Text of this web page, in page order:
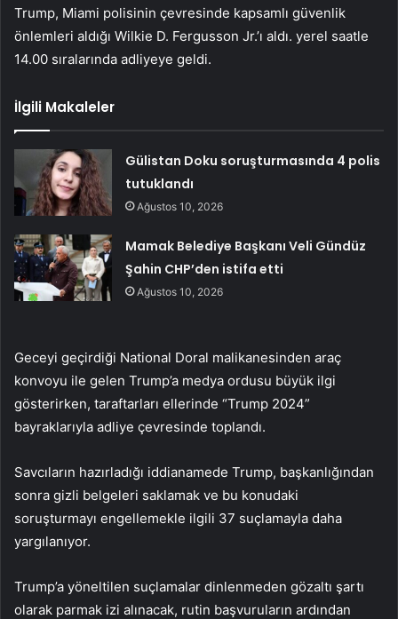
Trump, Miami polisinin çevresinde kapsamlı güvenlik
önlemleri aldığı Wilkie D. Fergusson Jr.’ı aldı. yerel saatle
14.00 sıralarında adliyeye geldi.
İlgili Makaleler
Gülistan Doku soruşturmasında 4 polis
tutuklandı
Ağustos 10, 2026
Mamak Belediye Başkanı Veli Gündüz
Şahin CHP’den istifa etti
Ağustos 10, 2026
Geceyi geçirdiği National Doral malikanesinden araç
konvoyu ile gelen Trump’a medya ordusu büyük ilgi
gösterirken, taraftarları ellerinde “Trump 2024”
bayraklarıyla adliye çevresinde toplandı.
Savcıların hazırladığı iddianamede Trump, başkanlığından
sonra gizli belgeleri saklamak ve bu konudaki
soruşturmayı engellemekle ilgili 37 suçlamayla daha
yargılanıyor.
Trump’a yöneltilen suçlamalar dinlenmeden gözaltı şartı
olarak parmak izi alınacak, rutin başvuruların ardından